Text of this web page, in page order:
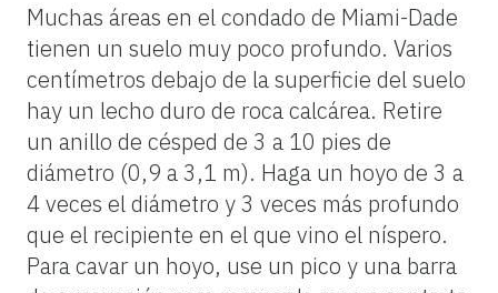
Muchas áreas en el condado de Miami-Dade
tienen un suelo muy poco profundo. Varios
centímetros debajo de la superficie del suelo
hay un lecho duro de roca calcárea. Retire
un anillo de césped de 3 a 10 pies de
diámetro (0,9 a 3,1 m). Haga un hoyo de 3 a
4 veces el diámetro y 3 veces más profundo
que el recipiente en el que vino el níspero.
Para cavar un hoyo, use un pico y una barra